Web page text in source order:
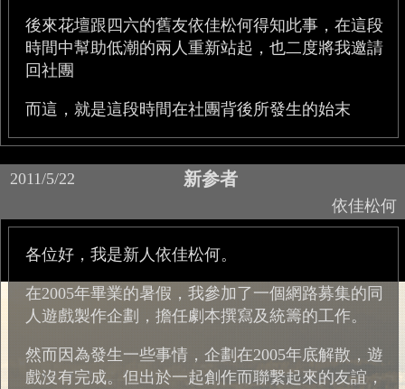
後來花壇跟四六的舊友依佳松何得知此事，在這段
時間中幫助低潮的兩人重新站起，也二度將我邀請
回社團
而這，就是這段時間在社團背後所發生的始末
2011/5/22 新参者
依佳松何
各位好，我是新人依佳松何。
在2005年畢業的暑假，我參加了一個網路募集的同
人遊戲製作企劃，擔任劇本撰寫及統籌的工作。
然而因為發生一些事情，企劃在2005年底解散，遊
戲沒有完成。但出於一起創作而聯繫起來的友誼，